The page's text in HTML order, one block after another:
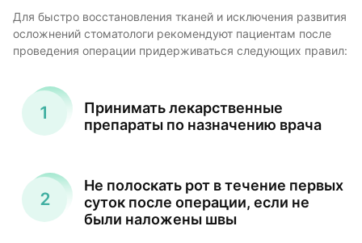
Для быстро восстановления тканей и исключения развития
осложнений стоматологи рекомендуют пациентам после
проведения операции придерживаться следующих правил:
Принимать лекарственные
препараты по назначению врача
Не полоскать рот в течение первых
суток после операции, если не
были наложены швы